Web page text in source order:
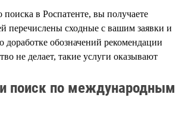
поиска в Роспатенте, вы получаете
перечислены сходные с вашим заявки и
доработке обозначений рекомендации
не делает, такие услуги оказывают
поиск по международным